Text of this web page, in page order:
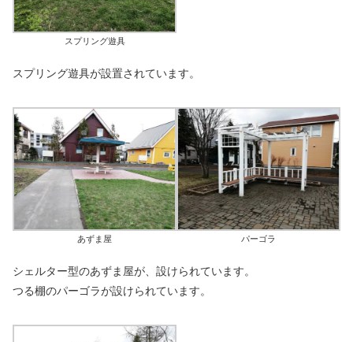
スプリング遊具
スプリング遊具が設置されています。
あずま屋 パーゴラ
シェルター型のあずま屋が、設けられています。
つる棚のパーゴラが設けられています。